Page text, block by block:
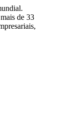
de 33